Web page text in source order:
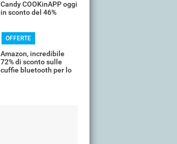
Candy COOKinAPP oggi
in sconto del 46%
OFFERTE
Amazon, incredibile
72% di sconto sulle
cuffie bluetooth per lo